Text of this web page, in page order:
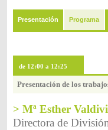
Presentación Programa
de 12:00 a 12:25
Presentación de los
> Mª Esther
Directora de